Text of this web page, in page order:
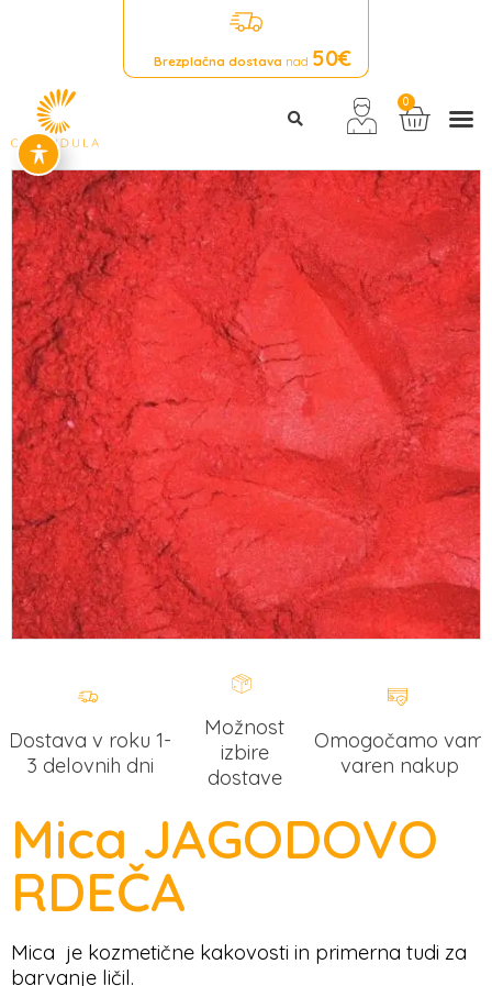
Brezplačna dostava nad 50€
0
Dostava v roku 1-
3 delovnih dni
Možnost
izbire
dostave
Omogočamo vam
varen nakup
Mica JAGODOVO
RDEČA
Mica je kozmetične kakovosti in primerna tudi za
barvanje ličil.